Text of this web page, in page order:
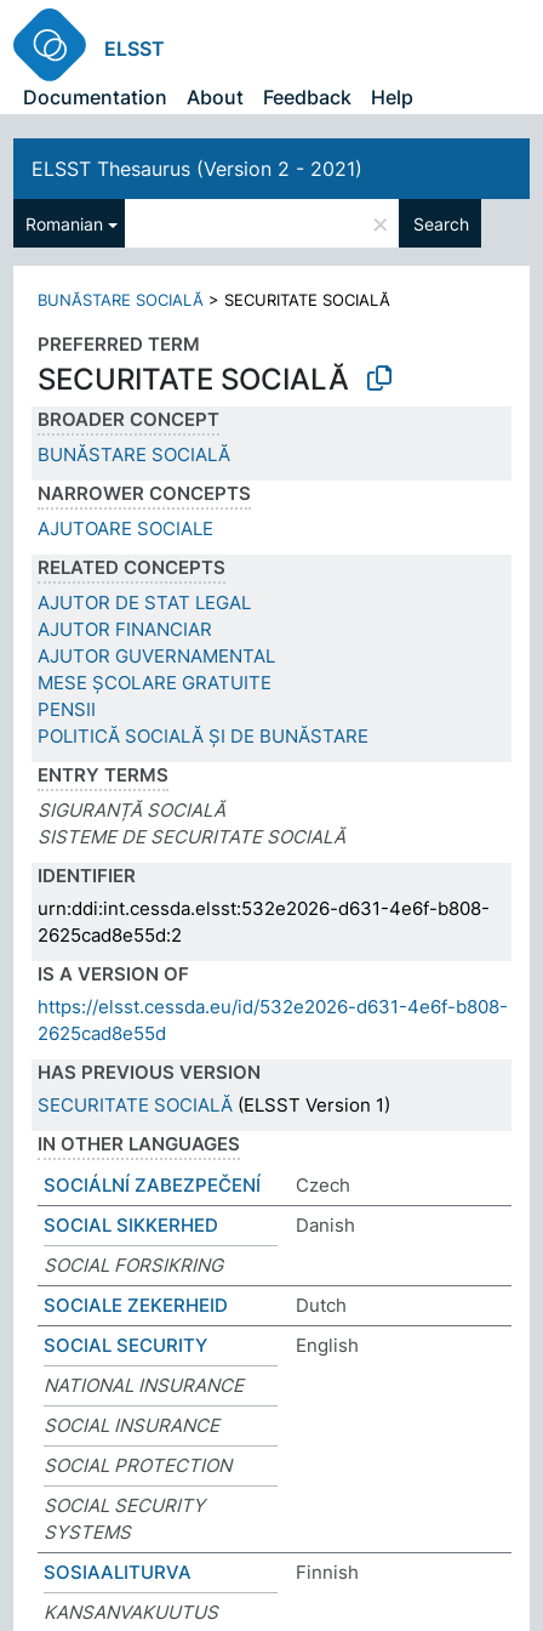
ELSST
Documentation
About Feedback Help
ELSST Thesaurus (Version 2 - 2021)
Romanian × Search
BUNĂSTARE SOCIALĂ >SECURITATE SOCIALĂ
PREFERRED TERM
SECURITATE SOCIALĂ
BROADER CONCEPT
BUNĂSTARE SOCIALĂ
NARROWER CONCEPTS
AJUTOARE SOCIALE
RELATED CONCEPTS
AJUTOR DE STAT LEGAL
AJUTOR FINANCIAR
AJUTOR GUVERNAMENTAL
MESE ȘCOLARE GRATUITE
PENSII
POLITICĂ SOCIALĂ ȘI DE BUNĂSTARE
ENTRY TERMS
SIGURANȚĂ SOCIALĂ
SISTEME DE SECURITATE SOCIALĂ
IDENTIFIER
urn:ddi:int.cessda.elsst:532e2026-d631-4e6f-b808-
2625cad8e55d:2
IS A VERSION OF
https://elsst.cessda.eu/id/532e2026-d631-4e6f-b808-
2625cad8e55d
HAS PREVIOUS VERSION
SECURITATE SOCIALĂ (ELSST Version 1)
IN OTHER LANGUAGES
SOCIÁLNÍ ZABEZPEČENÍ
Czech
SOCIAL SIKKERHED
Danish
SOCIAL FORSIKRING
SOCIALE ZEKERHEID
Dutch
SOCIAL SECURITY
English
NATIONAL INSURANCE
SOCIAL INSURANCE
SOCIAL PROTECTION
SOCIAL SECURITY
SYSTEMS
SOSIAALITURVA
Finnish
KANSANVAKUUTUS